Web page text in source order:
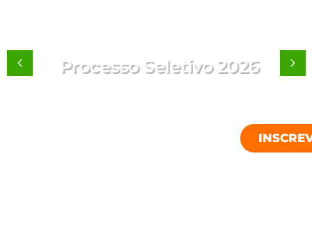
Processo Seletivo 2026
INSCREVA-SE